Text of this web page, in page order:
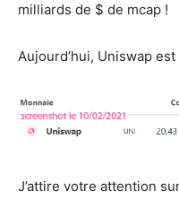
milliards de $ de mcap !
Aujourd’hui, Uniswap
J’attire votre attention